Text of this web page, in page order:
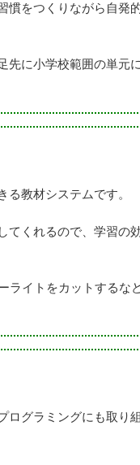
をつくりながら自発
先に小学校範囲の単元
教材システムです。
てくれるので、学習の
ライトをカットするな
ログラミングにも取り